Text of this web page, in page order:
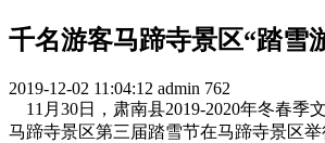
千名游客马蹄寺景区“踏雪
2019-12-02 11:04:12 admin 762
11月30日，肃南县2019-2020年冬春季
马蹄寺景区第三届踏雪节在马蹄寺景区